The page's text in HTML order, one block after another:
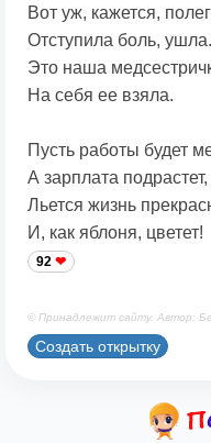
Вот уж, кажется,
Отступила боль, ушла.
Это наша
На себя ее взяла.
Пусть работы будет
А зарплата подрастет,
Льется жизнь
И, как яблоня, цветет!
92
© Принадлежит сайту. Автор:
Создать открытку